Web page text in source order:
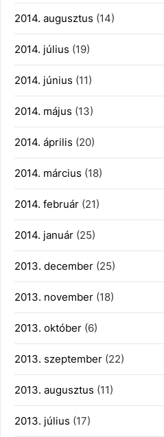
2014. augusztus (14)
2014. július (19)
2014. június (11)
2014. május (13)
2014. április (20)
2014. március (18)
2014. február (21)
2014. január (25)
2013. december (25)
2013. november (18)
2013. október (6)
2013. szeptember (22)
2013. augusztus (11)
2013. július (17)